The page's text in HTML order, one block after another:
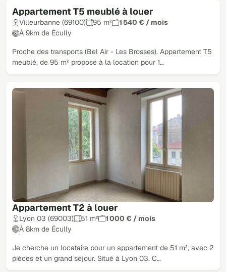
Appartement T5 meublé à louer
Villeurbanne (69100) 95 m²
1 540 € / mois
À 9km de Écully
Proche des transports (Bel Air - Les Brosses). Appartement T5
meublé, de 95 m² proposé à la location pour 1…
Appartement T2 à louer
Lyon 03 (69003) 51 m²
1 000 € / mois
À 8km de Écully
Je cherche un locataire pour un appartement de 51 m², avec 2
pièces et un grand séjour. Situé à Lyon 03. C…